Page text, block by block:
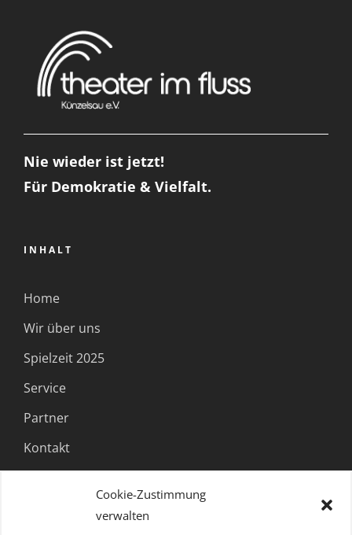
Cookie-Zustimmung
verwalten
Nie wieder ist jetzt!
Für Demokratie & Vielfalt.
INHALT
Home
Wir über uns
Spielzeit 2025
Service
Partner
Kontakt
FOLGE UNS